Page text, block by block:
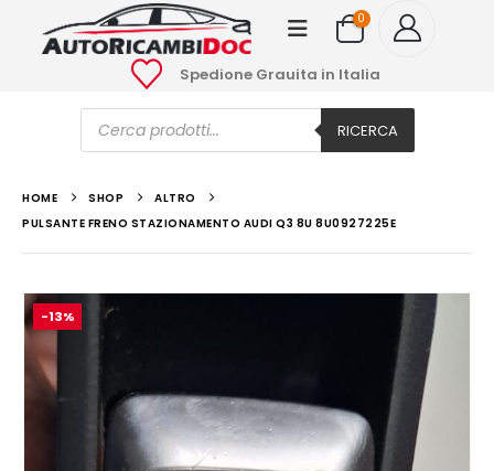
0
Spedione Grauita in Italia
Ricerca
prodotti RICERCA
HOME SHOP
ALTRO
PULSANTE FRENO STAZIONAMENTO AUDI Q3 8U 8U0927225E
-13%